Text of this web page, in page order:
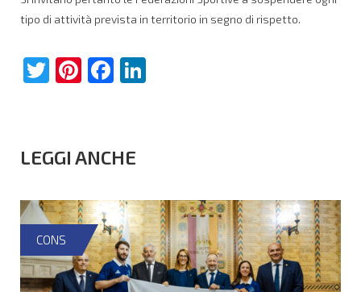
tipo di attività prevista in territorio in segno di rispetto.
Twitter
Pinterest
Facebook
LEGGI ANCHE
CONS